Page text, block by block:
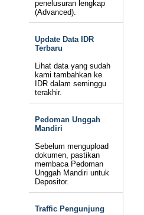
penelusuran lengkap
(Advanced).
Update Data IDR
Terbaru
Lihat data yang sudah
kami tambahkan ke
IDR dalam seminggu
terakhir.
Pedoman Unggah
Mandiri
Sebelum mengupload
dokumen, pastikan
membaca Pedoman
Unggah Mandiri untuk
Depositor.
Traffic Pengunjung